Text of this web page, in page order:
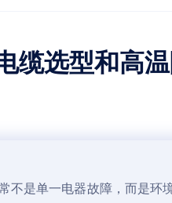
缆选型和高
不是单一电器故障，而是环